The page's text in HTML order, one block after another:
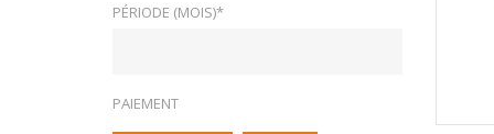
PÉRIODE (MOIS)*
PAIEMENT